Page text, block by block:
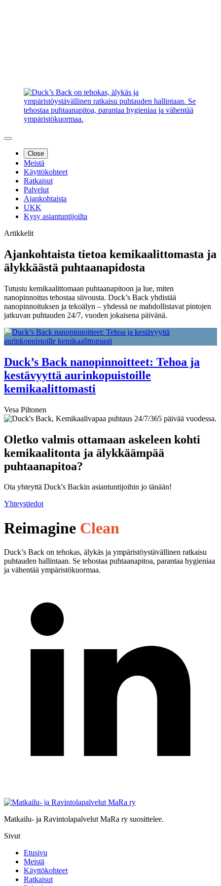
Close
Meistä
Käyttökohteet
Ratkaisut
Palvelut
Ajankohtaista
UKK
Kysy asiantuntijoilta
Artikkelit
Ajankohtaista tietoa kemikaalittomasta ja
älykkäästä puhtaanapidosta
Tutustu kemikaalittomaan puhtaanapitoon ja lue, miten
nanopinnoitus tehostaa siivousta. Duck’s Back yhdistää
nanopinnoituksen ja tekoälyn – yhdessä ne mahdollistavat pintojen
jatkuvan puhtauden 24/7, vuoden jokaisena päivänä.
Duck’s Back nanopinnoitteet: Tehoa ja
kestävyyttä aurinkopuistoille
kemikaalittomasti
Vesa Piltonen
Oletko valmis ottamaan askeleen kohti
kemikaalitonta ja älykkäämpää
puhtaanapitoa?
Ota yhteyttä Duck's Backin asiantuntijoihin jo tänään!
Yhteystiedot
Reimagine Clean
Duck’s Back on tehokas, älykäs ja ympäristöystävällinen ratkaisu
puhtauden hallintaan. Se tehostaa puhtaanapitoa, parantaa hygieniaa
ja vähentää ympäristökuormaa.
Matkailu- ja Ravintolapalvelut MaRa ry suosittelee.
Sivut
Etusivu
Meistä
Käyttökohteet
Ratkaisut